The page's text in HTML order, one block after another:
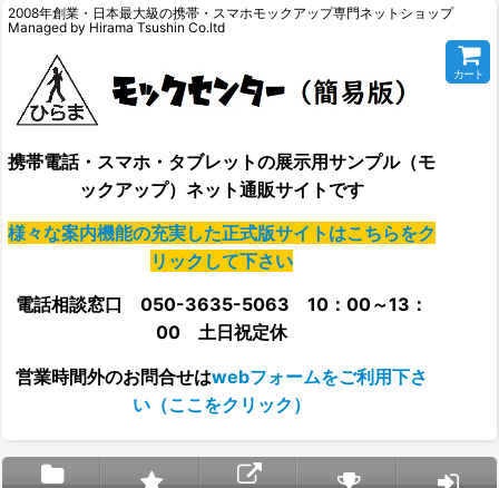
2008年創業・日本最大級の携帯・スマホモックアップ専門ネットショップ
Managed by Hirama Tsushin Co.ltd
携帯電話・スマホ・タブレットの展示用サンプル（モ
ックアップ）ネット通販サイトです
様々な案内機能の充実した正式版サイトはこちらをク
リックして下さい
電話相談窓口 050-3635-5063 10：00～13：
00 土日祝定休
営業時間外のお問合せはwebフォームをご利用下さ
い（ここをクリック）
カート